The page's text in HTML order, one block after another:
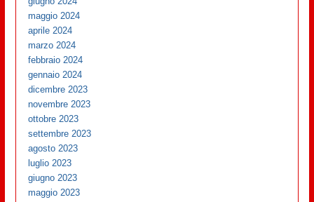
maggio 2024
aprile 2024
marzo 2024
febbraio 2024
gennaio 2024
dicembre 2023
novembre 2023
ottobre 2023
settembre 2023
agosto 2023
luglio 2023
giugno 2023
maggio 2023